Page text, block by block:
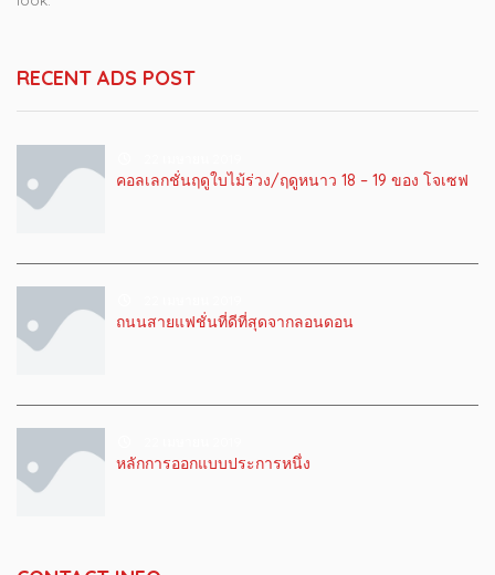
RECENT ADS POST
คอลเลกชั่นฤดูใบไม้ร่วง/ฤดูหนาว 18 – 19 ของ โจเซฟ
ถนนสายแฟชั่นที่ดีที่สุดจากลอนดอน
หลักการออกแบบประการหนึ่ง